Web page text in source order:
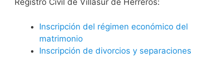
Registro Civil de Villasur de Herreros:
Inscripción del régimen económico del
matrimonio
Inscripción de divorcios y separaciones